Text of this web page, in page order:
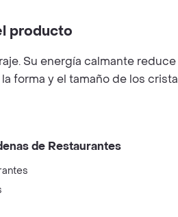
producto
Su energía calmante
forma y el tamaño de los
de Restaurantes